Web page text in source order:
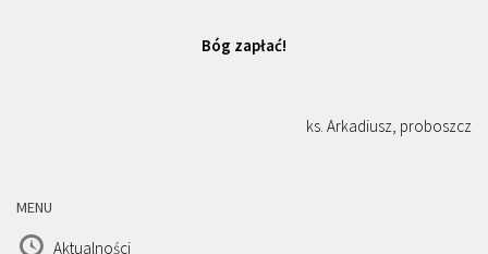
Bóg zapłać!
ks. Arkadiusz, proboszcz
MENU
Aktualności